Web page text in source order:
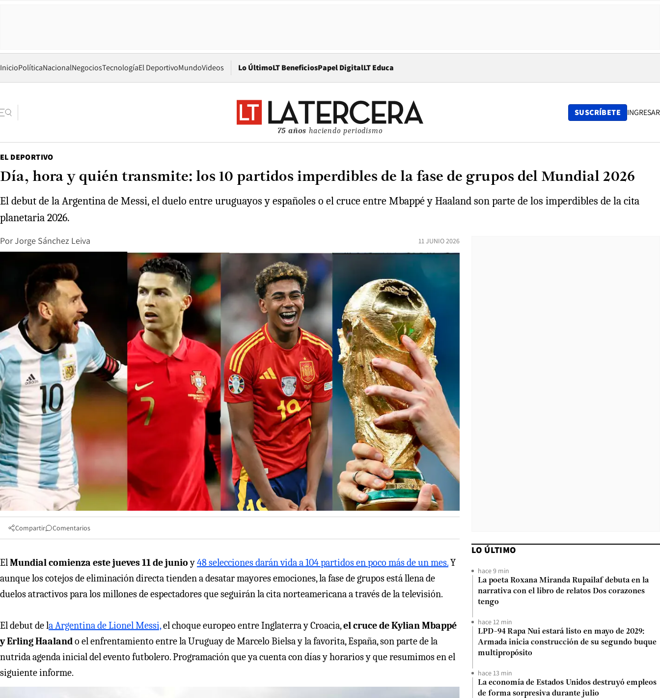
InicioPolíticaNacionalNegociosTecnologíaEl DeportivoMundoVideos Lo ÚltimoLT BeneficiosPapel DigitalOpens in new window
LT Educa
75 años haciendo periodismo
SUSCRÍBETE INGRESAR
EL DEPORTIVO
Día, hora y quién transmite: los 10 partidos imperdibles de la fase de grupos del Mundial 2026
El debut de la Argentina de Messi, el duelo entre uruguayos y españoles o el cruce entre Mbappé y Haaland son parte de los imperdibles de la cita
planetaria 2026.
PorJorge Sánchez Leiva 11 JUNIO 2026
Compartir Comentarios
ElMundial comienza este jueves 11 de junioy48 selecciones darán vida a 104 partidos en poco más de un mes.Y
aunque los cotejos de eliminación directa tienden a desatar mayores emociones, la fase de grupos está llena de
duelos atractivos para los millones de espectadores que seguirán la cita norteamericana a través de la televisión.
El debut de la Argentina de Lionel Messi,el choque europeo entre Inglaterra y Croacia,el cruce de Kylian Mbappé
y Erling Haalando el enfrentamiento entre la Uruguay de Marcelo Bielsa y la favorita, España, son parte de la
nutrida agenda inicial del evento futbolero. Programación que ya cuenta con días y horarios y que resumimos en el
siguiente informe.
LO ÚLTIMO
hace 9 min
La poeta Roxana Miranda Rupailaf debuta en la
narrativa con el libro de relatos Dos corazones
tengo
hace 12 min
LPD-94 Rapa Nui estará listo en mayo de 2029:
Armada inicia construcción de su segundo buque
multipropósito
hace 13 min
La economía de Estados Unidos destruyó empleos
de forma sorpresiva durante julio